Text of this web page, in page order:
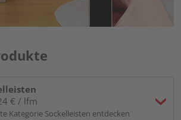
€ / lfm
Kategorie Sockelleisten entdecken